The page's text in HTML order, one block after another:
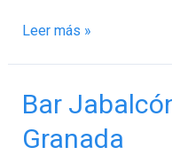
Leer más »
Bar
Granada
Bar
Jabalcón,
Zújar